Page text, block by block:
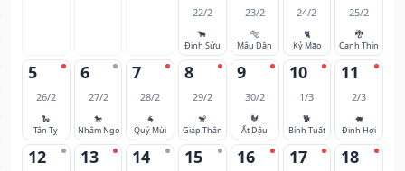
22/2
🐂
Đinh Sửu
23/2
🐅
Mậu Dần
24/2
🐈
Kỷ Mão
25/2
🐉
Canh Thìn
5
26/2
🐍
Tân Tỵ
6
27/2
🐎
Nhâm Ngọ
7
28/2
🐐
Quý Mùi
8
29/2
🐒
Giáp Thân
9
30/2
🐓
Ất Dậu
10
1/3
🐕
Bính Tuất
11
2/3
🐖
Đinh Hợi
12 13 14 15 16 17 18